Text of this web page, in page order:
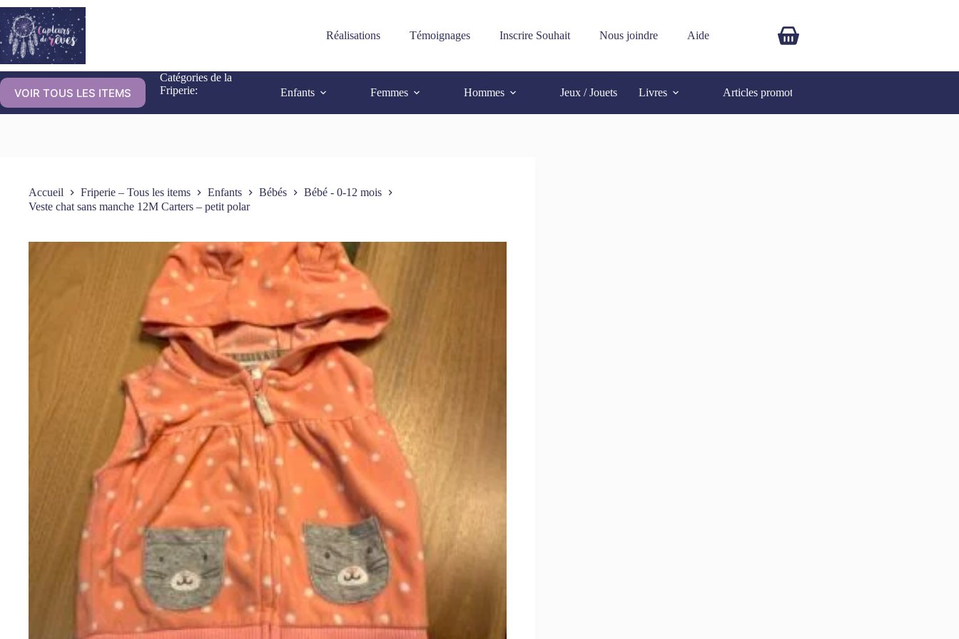
Réalisations Témoignages Inscrire Souhait Nous joindre Aide
VOIR TOUS LES ITEMS
Catégories de la
Friperie:
Enfants Femmes Hommes Jeux / Jouets Livres Articles promotionnels
Accueil Friperie – Tous les items Enfants Bébés
Bébé - 0-12 mois
Veste chat sans manche 12M Carters – petit polar